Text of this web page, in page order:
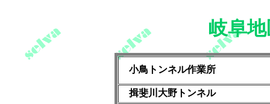
岐阜
小鳥トンネル作業所
揖斐川大野トンネル